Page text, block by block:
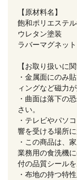
【原材料名】
飽和ポリエステ
ウレタン塗装
ラバーマグネット
【お取り扱いに
・金属面にのみ
ィングなど磁力
・曲面は落下の
さい。
・テレビやパソ
響を受ける場所
・この商品は、
業務用の食洗機
付の品質シールを
・布地の持つ特